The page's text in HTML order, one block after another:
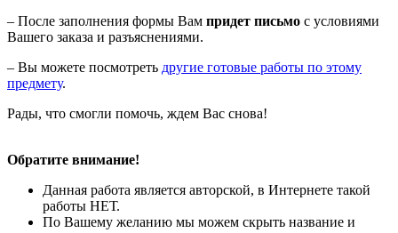
– После заполнения формы Вам придет письмо с условиями
Вашего заказа и разъяснениями.
– Вы можете посмотреть другие готовые работы по этому
предмету.
Рады, что смогли помочь, ждем Вас снова!
Обратите внимание!
Данная работа является авторской, в Интернете такой
работы НЕТ.
По Вашему желанию мы можем скрыть название и